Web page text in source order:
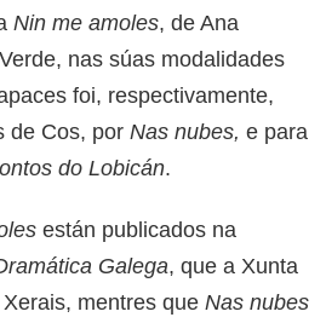
Nin me amoles, de Ana
nas súas modalidades
foi, respectivamente,
de Cos, por Nas nubes, e para
do Lobicán.
están publicados na
Galega, que a Xunta
mentres que Nas nubes